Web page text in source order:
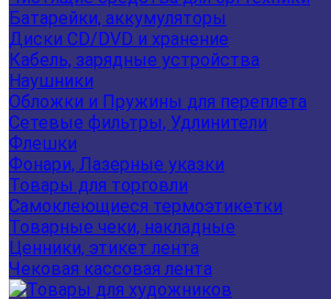
Батарейки, аккумуляторы
Диски CD/DVD и хранение
Кабель, зарядные устройства
Наушники
Обложки и Пружины для переплета
Сетевые фильтры, Удлинители
Флешки
Фонари, Лазерные указки
Товары для торговли
Самоклеющиеся термоэтикетки
Товарные чеки, накладные
Ценники, этикет лента
Чековая кассовая лента